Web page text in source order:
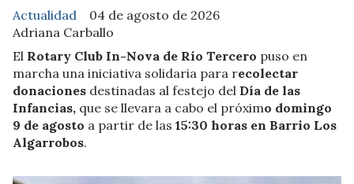
Adriana Carballo
Actualidad 04 de agosto de 2026
El Rotary Club In-Nova de Río Tercero puso en
marcha una iniciativa solidaria para recolectar
donaciones destinadas al festejo del Día de las
Infancias, que se llevara a cabo el próximo domingo
9 de agosto a partir de las 15:30 horas en Barrio Los
Algarrobos.